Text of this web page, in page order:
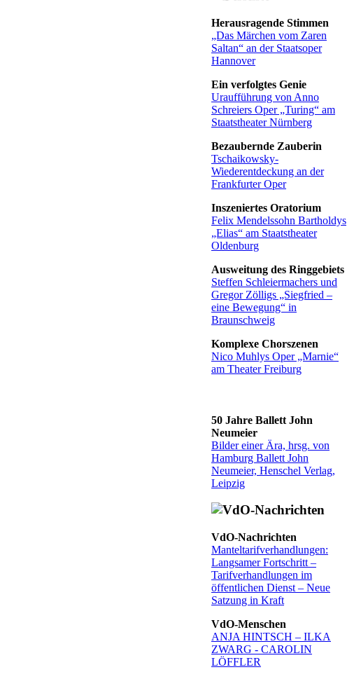
Herausragende Stimmen
„Das Märchen vom Zaren
Saltan“ an der Staatsoper
Hannover
Ein verfolgtes Genie
Uraufführung von Anno
Schreiers Oper „Turing“ am
Staatstheater Nürnberg
Bezaubernde Zauberin
Tschaikowsky-
Wiederentdeckung an der
Frankfurter Oper
Inszeniertes Oratorium
Felix Mendelssohn Bartholdys
„Elias“ am Staatstheater
Oldenburg
Ausweitung des Ringgebiets
Steffen Schleiermachers und
Gregor Zölligs „Siegfried –
eine Bewegung“ in
Braunschweig
Komplexe Chorszenen
Nico Muhlys Oper „Marnie“
am Theater Freiburg
50 Jahre Ballett John
Neumeier
Bilder einer Ära, hrsg. von
Hamburg Ballett John
Neumeier, Henschel Verlag,
Leipzig
VdO-Nachrichten
Manteltarifverhandlungen:
Langsamer Fortschritt –
Tarifverhandlungen im
öffentlichen Dienst – Neue
Satzung in Kraft
VdO-Menschen
ANJA HINTSCH – ILKA
ZWARG - CAROLIN
LÖFFLER